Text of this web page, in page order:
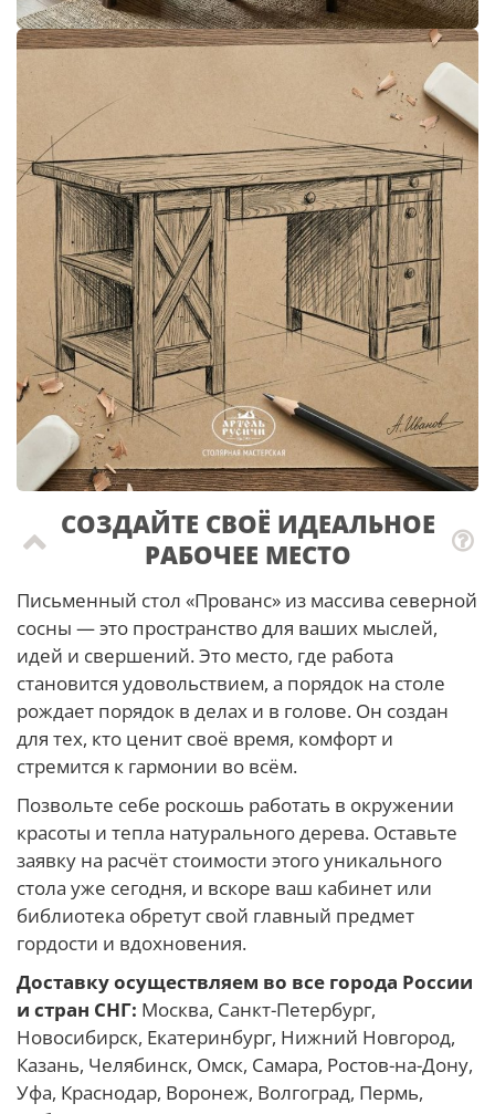
СОЗДАЙТЕ СВОЁ ИДЕАЛЬНОЕ
РАБОЧЕЕ МЕСТО
Письменный стол «Прованс» из массива северной
сосны — это пространство для ваших мыслей,
идей и свершений. Это место, где работа
становится удовольствием, а порядок на столе
рождает порядок в делах и в голове. Он создан
для тех, кто ценит своё время, комфорт и
стремится к гармонии во всём.
Позвольте себе роскошь работать в окружении
красоты и тепла натурального дерева. Оставьте
заявку на расчёт стоимости этого уникального
стола уже сегодня, и вскоре ваш кабинет или
библиотека обретут свой главный предмет
гордости и вдохновения.
Доставку осуществляем во все города России
и стран СНГ: Москва, Санкт-Петербург,
Новосибирск, Екатеринбург, Нижний Новгород,
Казань, Челябинск, Омск, Самара, Ростов-на-Дону,
Уфа, Краснодар, Воронеж, Волгоград, Пермь,